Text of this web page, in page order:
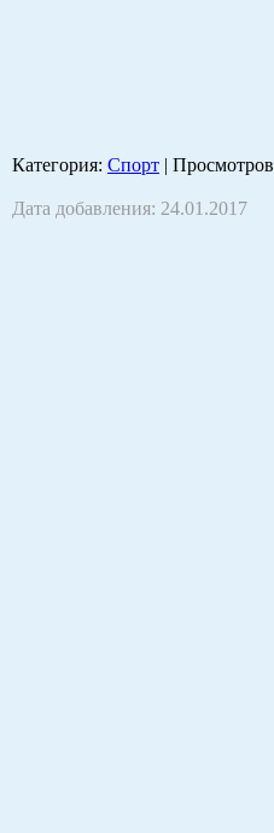
Категория: Спорт | Просмотров
Дата добавления: 24.01.2017